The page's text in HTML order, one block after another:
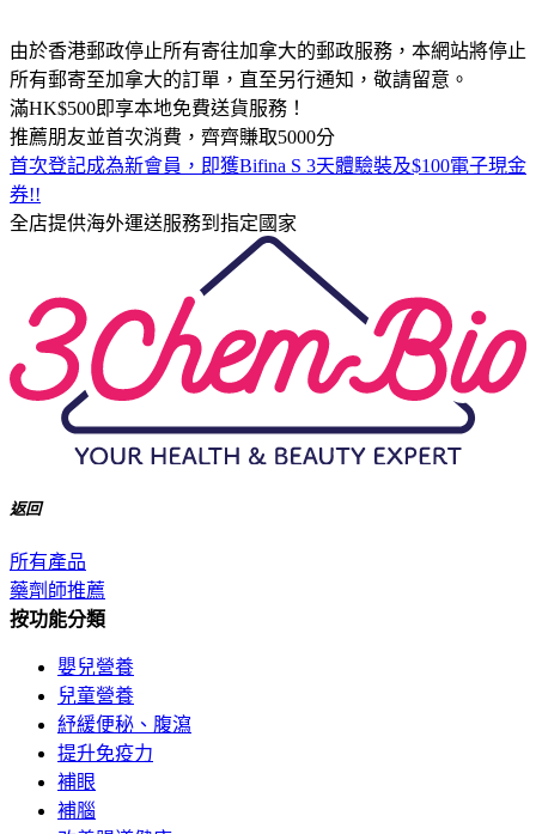
由於香港郵政停止所有寄往加拿大的郵政服務，本網站將停止
所有郵寄至加拿大的訂單，直至另行通知，敬請留意。
滿HK$500即享本地免費送貨服務！
推薦朋友並首次消費，齊齊賺取5000分
首次登記成為新會員，即獲Bifina S 3天體驗裝及$100電子現金
券!!
全店提供海外運送服務到指定國家
返回
所有產品
藥劑師推薦
按功能分類
嬰兒營養
兒童營養
紓緩便秘、腹瀉
提升免疫力
補眼
補腦